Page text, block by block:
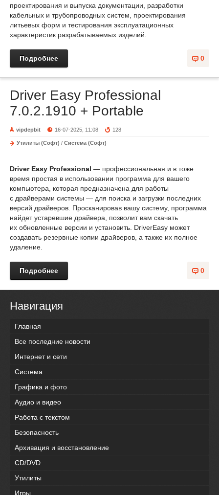
проектирования и выпуска документации, разработки
кабельных и трубопроводных систем, проектирования
литьевых форм и тестирования эксплуатационных
характеристик разрабатываемых изделий.
0
Подробнее
Driver Easy Professional
7.0.2.1910 + Portable
vipdepbit 16-07-2025, 11:08 128
Утилиты (Софт) / Система (Софт)
Driver Easy Professional — профессиональная и в тоже
время простая в использовании программа для вашего
компьютера, которая предназначена для работы
с драйверами системы — для поиска и загрузки последних
версий драйверов. Просканировав вашу систему, программа
найдет устаревшие драйвера, позволит вам скачать
их обновленные версии и установить. DriverEasy может
создавать резервные копии драйверов, а также их полное
удаление.
0
Подробнее
Навигация
Главная
Все последние новости
Интернет и сети
Система
Графика и фото
Аудио и видео
Работа с текстом
Безопасность
Архивация и восстановление
CD/DVD
Утилиты
Игры